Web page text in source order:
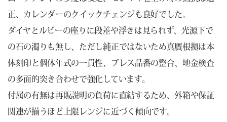
正、カレンダーのクイックチェンジも良好でした。
ダイヤとルビーの座りに段差や浮きは見られず、光源下で
の石の濁りも無し、ただし純正ではないため真贋根拠は本
体刻印と個体年式の一貫性、ブレス品番の整合、地金検査
の多面的突き合わせで強化しています。
付属の有無は再販説明の負荷に直結するため、外箱や保証
関連が揃うほど上限レンジに近づく傾向です。